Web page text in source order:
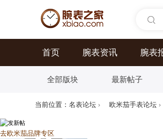
首页 腕表资讯 腕表
全部版块 最新帖子
当前位置： 名表论坛 › 欧米茄手表论坛 ›
去欧米茄品牌专区